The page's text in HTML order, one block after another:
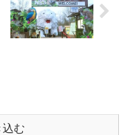
込む